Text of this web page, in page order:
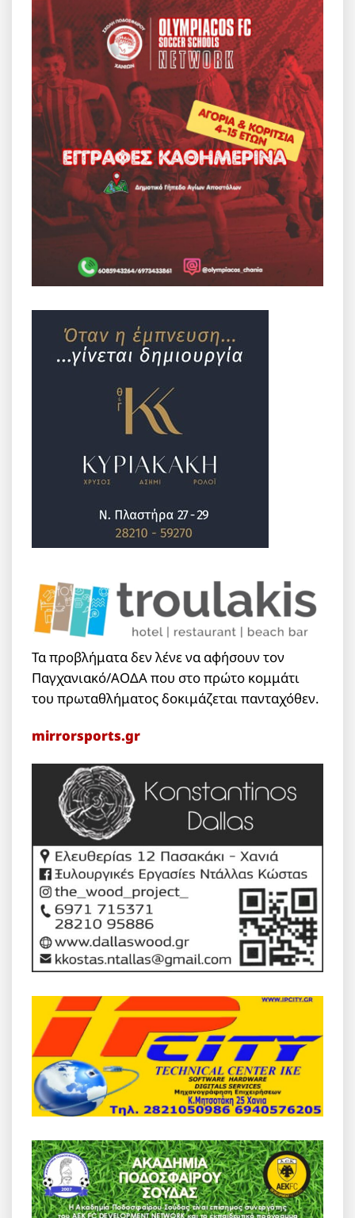
Τα προβλήματα δεν λένε να αφήσουν τον
Παγχανιακό/ΑΟΔΑ που στο πρώτο κομμάτι
του πρωταθλήματος δοκιμάζεται πανταχόθεν.
mirrorsports.gr